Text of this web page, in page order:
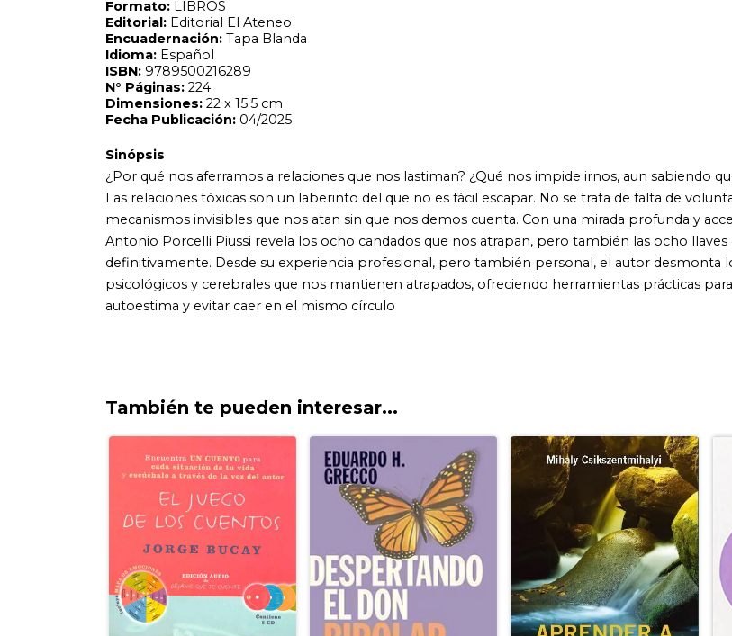
mecanismos invisibles que nos atan sin que nos demos cuenta. Con una mirada profunda y accesible, el psicólogo
Antonio Porcelli Piussi revela los ocho candados que nos atrapan, pero también las ocho llaves que nos permitirán salir
definitivamente. Desde su experiencia profesional, pero también personal, el autor desmonta los mecanismos
psicológicos y cerebrales que nos mantienen atrapados, ofreciendo herramientas prácticas para sanar, recuperar la
autoestima y evitar caer en el mismo círculo
También te pueden interesar...